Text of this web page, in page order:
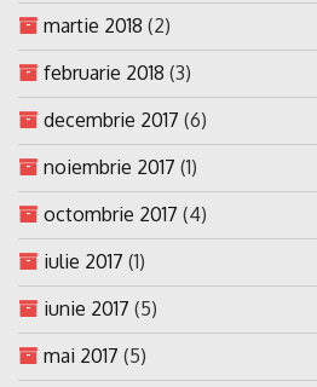
martie 2018 (2)
februarie 2018 (3)
decembrie 2017 (6)
noiembrie 2017 (1)
octombrie 2017 (4)
iulie 2017 (1)
iunie 2017 (5)
mai 2017 (5)